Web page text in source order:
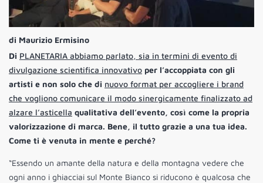
di Maurizio Ermisino
Di PLANETARIA abbiamo parlato, sia in termini di evento di
divulgazione scientifica innovativo per l’accoppiata con gli
artisti e non solo che di nuovo format per accogliere i brand
che vogliono comunicare il modo sinergicamente finalizzato ad
alzare l’asticella qualitativa dell’evento, così come la propria
valorizzazione di marca. Bene, il tutto grazie a una tua idea.
Come ti è venuta in mente e perché?
“Essendo un amante della natura e della montagna vedere che
ogni anno i ghiacciai sul Monte Bianco si riducono è qualcosa che